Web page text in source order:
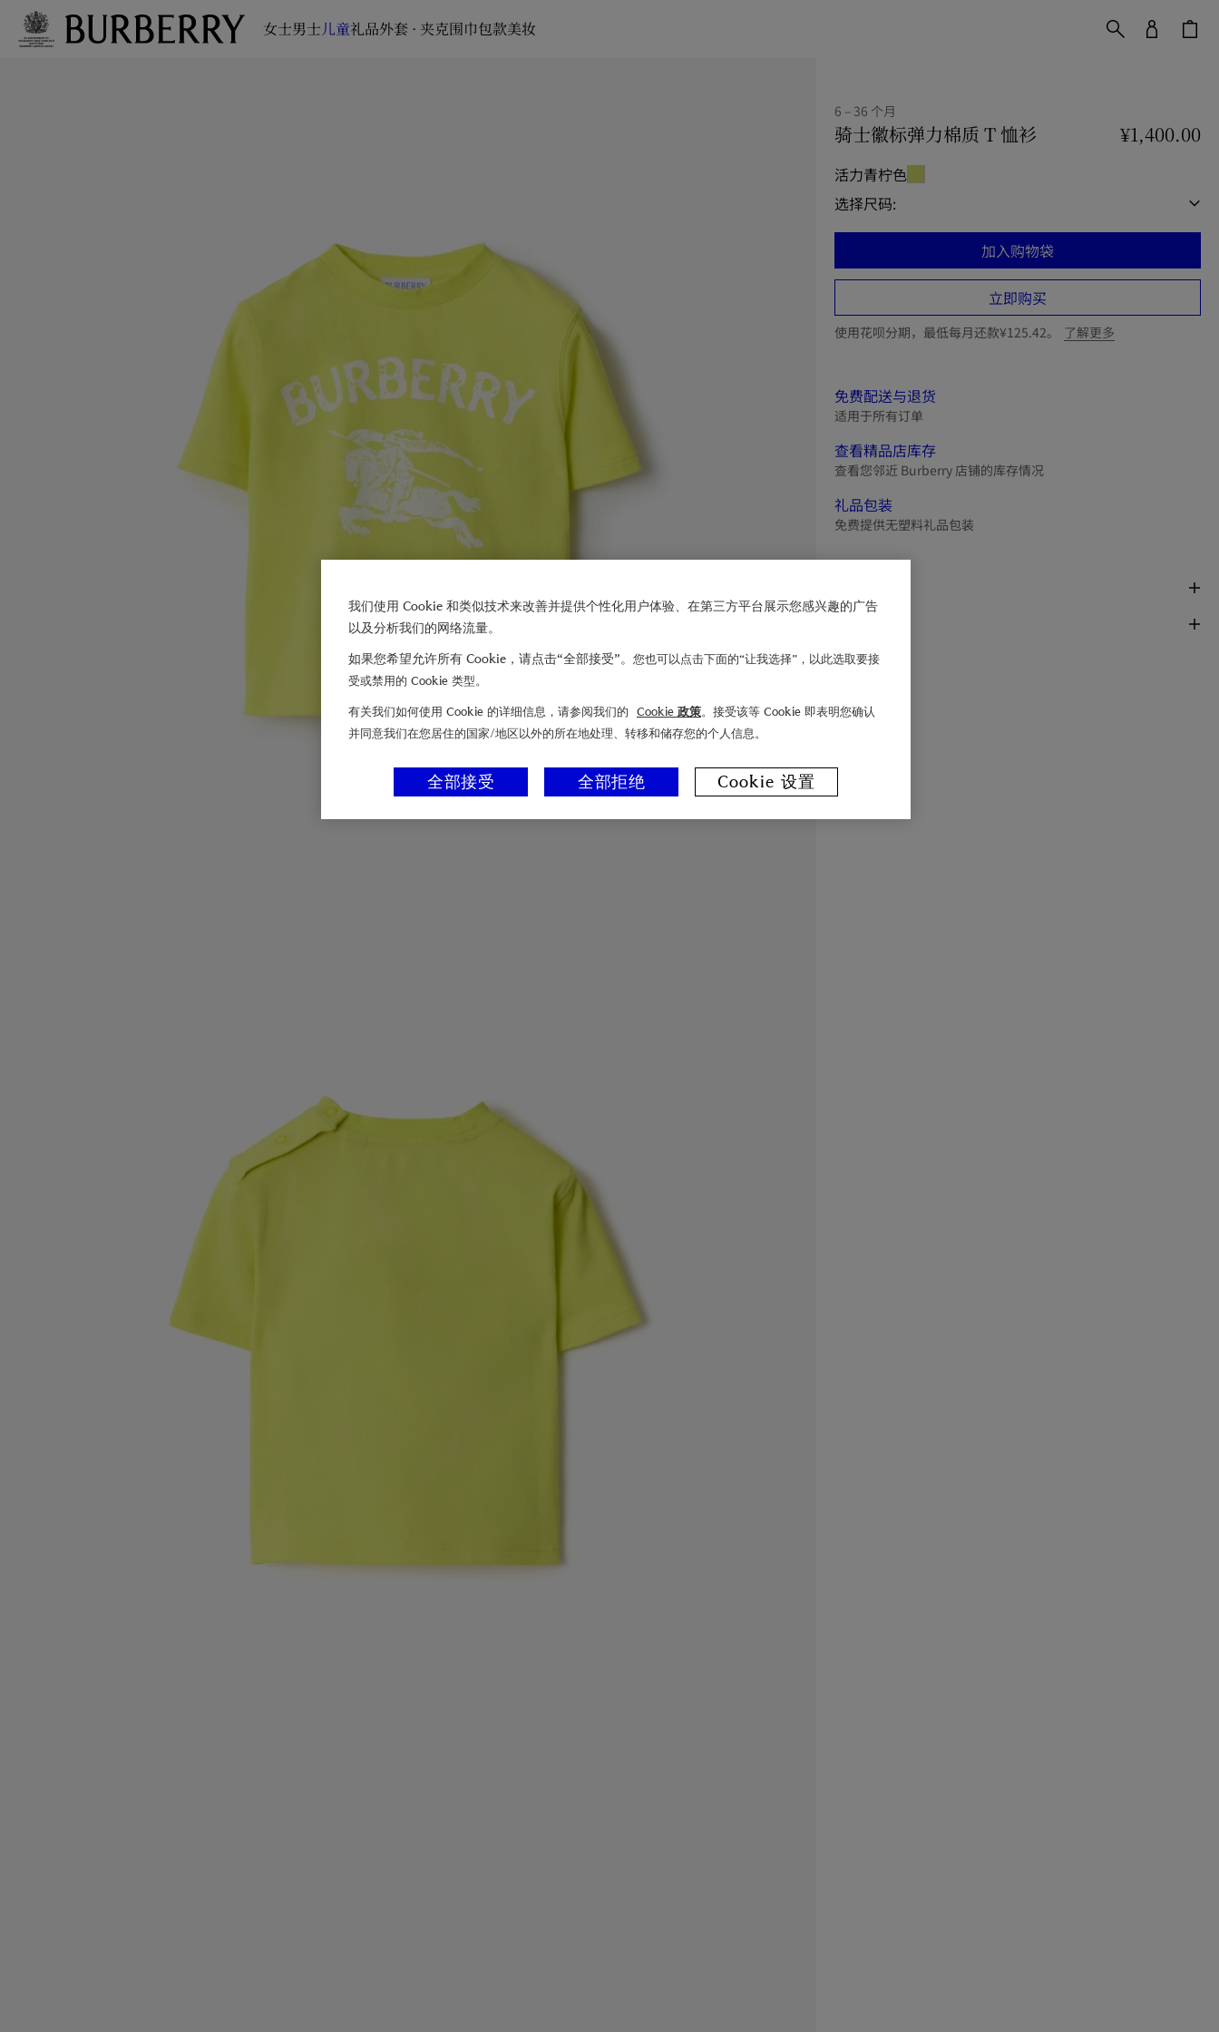
女士男士儿童礼品外套 · 夹克围巾包款美妆
6 – 36 个月
骑士徽标弹力棉质 T 恤衫 价格 ¥1,400.006 – 36
¥1,400.00
活力青柠色
选择尺码:
加入购物袋
立即购买
使用花呗分期，最低每月还款¥125.42。 了解更多
免费配送与退货
适用于所有订单
查看精品店库存
查看您邻近 Burberry 店铺的库存情况
礼品包装
免费提供无塑料礼品包装
我们使用 Cookie 和类似技术来改善并提供个性化用户体验、在第三方平台展示您感兴趣的广告
以及分析我们的网络流量。
如果您希望允许所有 Cookie，请点击“全部接受”。 您也可以点击下面的“让我选择”，以此选取要接
受或禁用的 Cookie 类型。
有关我们如何使用 Cookie 的详细信息，请参阅我们的 Cookie 政策。接受该等 Cookie 即表明您确认
并同意我们在您居住的国家/地区以外的所在地处理、转移和储存您的个人信息。
全部拒绝
全部接受 Cookie 设置